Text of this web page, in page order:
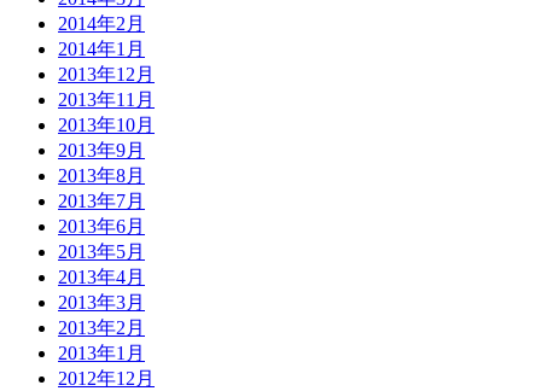
2014年2月
2014年1月
2013年12月
2013年11月
2013年10月
2013年9月
2013年8月
2013年7月
2013年6月
2013年5月
2013年4月
2013年3月
2013年2月
2013年1月
2012年12月